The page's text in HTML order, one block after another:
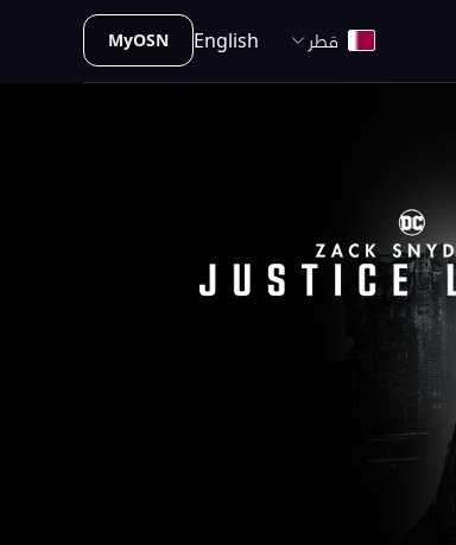
قطر English
MyOSN